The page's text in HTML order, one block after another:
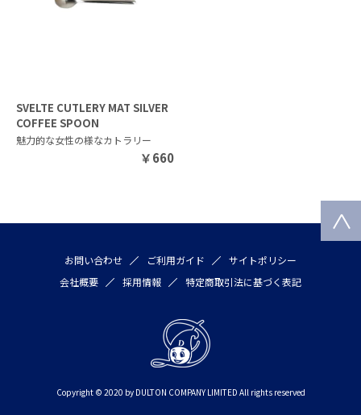
SVELTE CUTLERY MAT SILVER
COFFEE SPOON
魅力的な女性の様なカトラリー
￥660
お問い合わせ ご利用ガイド
サイトポリシー
会社概要
採用情報 特定商取引法に基づく表記
Copyright © 2020 by DULTON COMPANY LIMITED All rights reserved